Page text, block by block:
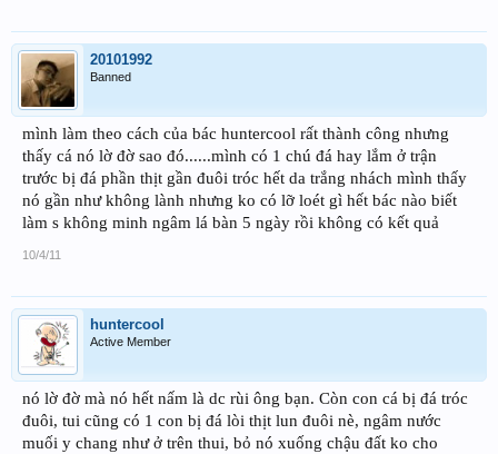
20101992
Banned
mình làm theo cách của bác huntercool rất thành công nhưng
thấy cá nó lờ đờ sao đó......mình có 1 chú đá hay lắm ở trận
trước bị đá phần thịt gần đuôi tróc hết da trắng nhách mình thấy
nó gần như không lành nhưng ko có lỡ loét gì hết bác nào biết
làm s không minh ngâm lá bàn 5 ngày rồi không có kết quả
10/4/11
huntercool
Active Member
nó lờ đờ mà nó hết nấm là dc rùi ông bạn. Còn con cá bị đá tróc
đuôi, tui cũng có 1 con bị đá lòi thịt lun đuôi nè, ngâm nước
muối y chang như ở trên thui, bỏ nó xuống chậu đất ko cho